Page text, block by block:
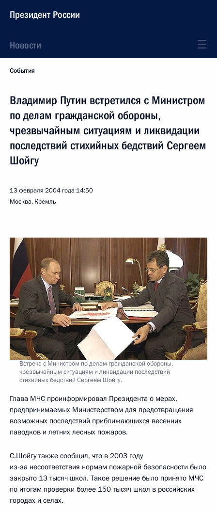
Президент России
Новости
События
Владимир Путин встретился с Министром
по делам гражданской обороны,
чрезвычайным ситуациям и ликвидации
последствий стихийных бедствий Сергеем
Шойгу
13 февраля 2004 года 14:50
Москва, Кремль
Встреча с Министром по делам гражданской обороны,
чрезвычайным ситуациям и ликвидации последствий
стихийных бедствий Сергеем Шойгу.
Глава МЧС проинформировал Президента о мерах,
предпринимаемых Министерством для предотвращения
возможных последствий приближающихся весенних
паводков и летних лесных пожаров.
С.Шойгу также сообщил, что в 2003 году
из‑за несоответствия нормам пожарной безопасности было
закрыто 13 тысяч школ. Такое решение было принято МЧС
по итогам проверки более 150 тысяч школ в российских
городах и селах.